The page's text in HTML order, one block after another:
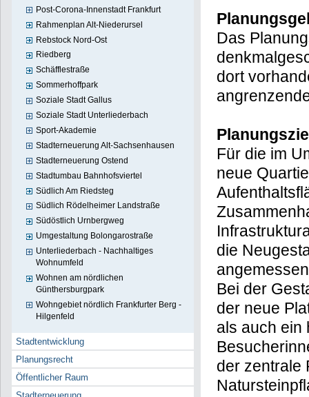
Post-Corona-Innenstadt Frankfurt
Rahmenplan Alt-Niederursel
Rebstock Nord-Ost
Riedberg
Schäfflestraße
Sommerhoffpark
Soziale Stadt Gallus
Soziale Stadt Unterliederbach
Sport-Akademie
Stadterneuerung Alt-Sachsenhausen
Stadterneuerung Ostend
Stadtumbau Bahnhofsviertel
Südlich Am Riedsteg
Südlich Rödelheimer Landstraße
Südöstlich Urnbergweg
Umgestaltung Bolongarostraße
Unterliederbach - Nachhaltiges
Wohnumfeld
Wohnen am nördlichen
Günthersburgpark
Wohngebiet nördlich Frankfurter Berg -
Hilgenfeld
Stadtentwicklung
Planungsrecht
Öffentlicher Raum
Das
dort
Für die im
neue
die
Bei der
der neue
als auch ein
der zentrale